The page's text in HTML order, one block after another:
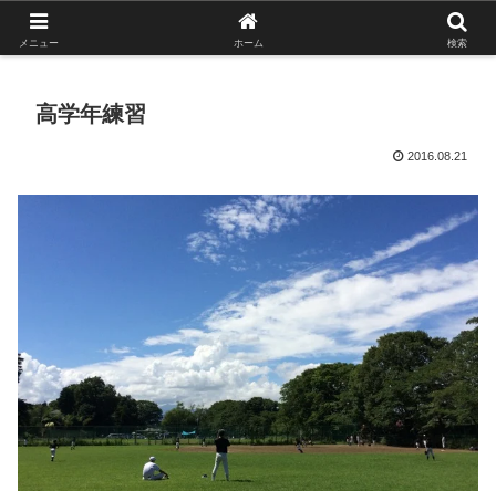
がんばれ！フルスイング！境南ブレーブス！
高学年練習
2016.08.21
メニュー ホーム 検索